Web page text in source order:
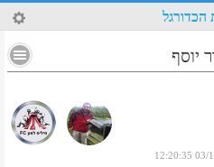
78 הכדורגל
יוסף
03/12/